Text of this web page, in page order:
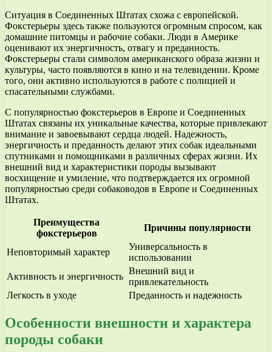
Ситуация в Соединенных Штатах схожа с европейской.
Фокстерьеры здесь также пользуются огромным спросом, как
домашние питомцы и рабочие собаки. Люди в Америке
оценивают их энергичность, отвагу и преданность.
Фокстерьеры стали символом американского образа жизни и
культуры, часто появляются в кино и на телевидении. Кроме
того, они активно используются в работе с полицией и
спасательными службами.
С популярностью фокстерьеров в Европе и Соединенных
Штатах связаны их уникальные качества, которые привлекают
внимание и завоевывают сердца людей. Надежность,
энергичность и преданность делают этих собак идеальными
спутниками и помощниками в различных сферах жизни. Их
внешний вид и характеристики породы вызывают
восхищение и умиление, что подтверждается их огромной
популярностью среди собаководов в Европе и Соединенных
Штатах.
Преимущества
фокстерьеров
Причины популярности
Неповторимый характер
Универсальность в
использовании
Активность и энергичность
Внешний вид и
привлекательность
Легкость в уходе
Преданность и надежность
Особенности внешности и характера
породы собаки